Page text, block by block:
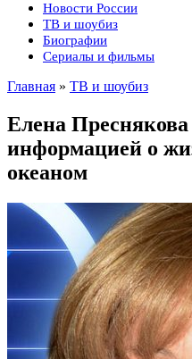
Новости России
ТВ и шоубиз
Биографии
Сериалы и фильмы
Главная » ТВ и шоубиз
Елена Преснякова
информацией о
океаном